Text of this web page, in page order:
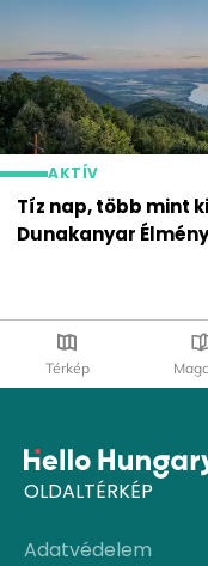
AKTÍV
Tíz nap, több mint
Dunakanyar
Térkép
OLDALTÉRKÉP
Adatvédelem